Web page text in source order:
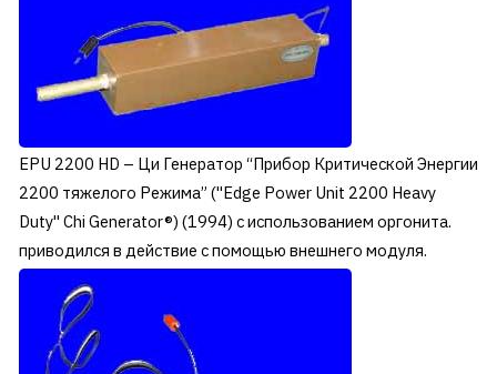
EPU 2200 HD – Ци Генератор “Прибор Критической Энергии
2200 тяжелого Режима” ("Edge Power Unit 2200 Heavy
Duty" Chi Generator®) (1994) с использованием оргонита.
приводился в действие с помощью внешнего модуля.